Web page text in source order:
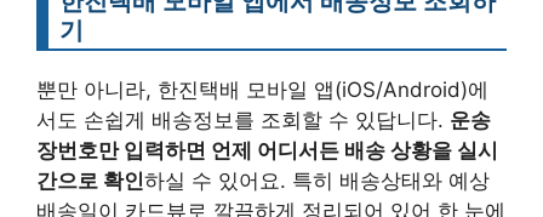
기
뿐만 아니라, 한진택배 모바일 앱(iOS/Android)에
서도 손쉽게 배송정보를 조회할 수 있답니다. 운송
장번호만 입력하면 언제 어디서든 배송 상황을 실시
간으로 확인하실 수 있어요. 특히 배송상태와 예상
배송일이 카드뷰로 깔끔하게 정리되어 있어 한 눈에